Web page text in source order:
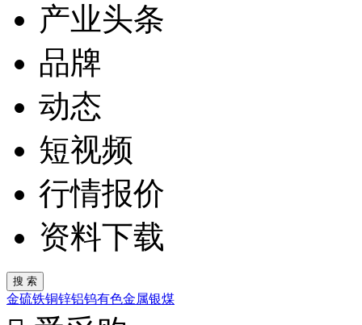
产业头条
品牌
动态
短视频
行情报价
资料下载
金硫铁铜锌铝钨有色金属银煤